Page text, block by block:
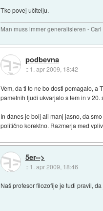
Tko povej učitelju.
Man muss immer generalisieren - Carl
podbevna
:: 1. apr 2009, 18:42
Vem, da ti to ne bo dosti pomagalo, a
pametnih ljudi ukvarjalo s tem in v
In danes je bolj ali manj jasno, da
politično korektno. Razmerja med
5er-->
:: 1. apr 2009, 18:46
Naš profesor filozofije je tudi pravil,